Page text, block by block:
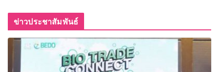
ข่าวประชาสัมพันธ์